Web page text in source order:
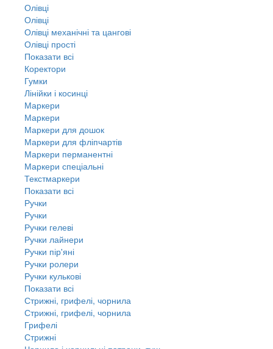
Олівці
Олівці
Олівці механічні та цангові
Олівці прості
Показати всі
Коректори
Гумки
Лінійки і косинці
Маркери
Маркери
Маркери для дошок
Маркери для фліпчартів
Маркери перманентні
Маркери спеціальні
Текстмаркери
Показати всі
Ручки
Ручки
Ручки гелеві
Ручки лайнери
Ручки пір'яні
Ручки ролери
Ручки кулькові
Показати всі
Стрижні, грифелі, чорнила
Стрижні, грифелі, чорнила
Грифелі
Стрижні